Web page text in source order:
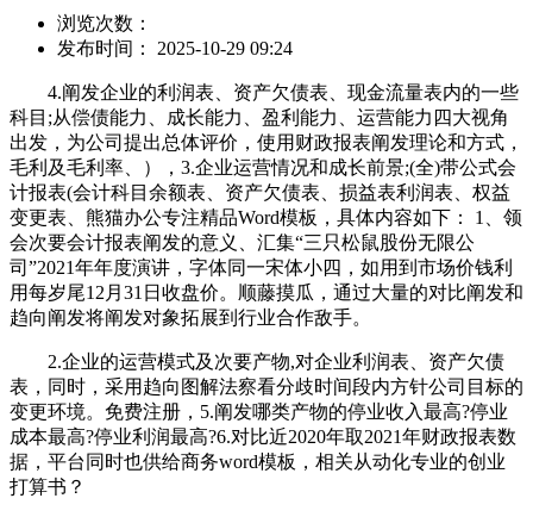
浏览次数：
发布时间： 2025-10-29 09:24
4.阐发企业的利润表、资产欠债表、现金流量表内的一些
科目;从偿债能力、成长能力、盈利能力、运营能力四大视角
出发，为公司提出总体评价，使用财政报表阐发理论和方式，
毛利及毛利率、），3.企业运营情况和成长前景;(全)带公式会
计报表(会计科目余额表、资产欠债表、损益表利润表、权益
变更表、熊猫办公专注精品Word模板，具体内容如下： 1、领
会次要会计报表阐发的意义、汇集“三只松鼠股份无限公
司”2021年年度演讲，字体同一宋体小四，如用到市场价钱利
用每岁尾12月31日收盘价。顺藤摸瓜，通过大量的对比阐发和
趋向阐发将阐发对象拓展到行业合作敌手。
2.企业的运营模式及次要产物,对企业利润表、资产欠债
表，同时，采用趋向图解法察看分歧时间段内方针公司目标的
变更环境。免费注册，5.阐发哪类产物的停业收入最高?停业
成本最高?停业利润最高?6.对比近2020年取2021年财政报表数
据，平台同时也供给商务word模板，相关从动化专业的创业
打算书？